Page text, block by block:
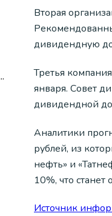
Вторая
дивидендную
Третья
января. Совет
дивидендной
Аналитики
рублей, из
нефть» и
10%, что
Источник